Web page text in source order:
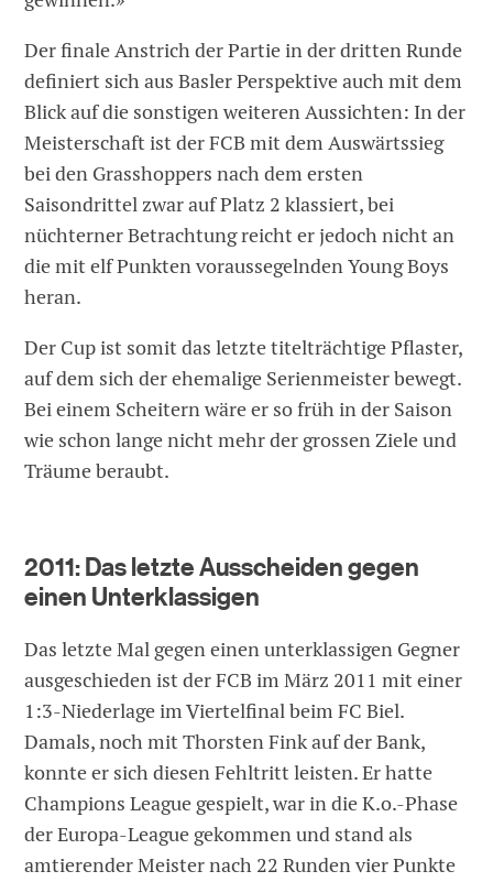
Der finale Anstrich der Partie in der dritten Runde
definiert sich aus Basler Perspektive auch mit dem
Blick auf die sonstigen weiteren Aussichten: In der
Meisterschaft ist der FCB mit dem Auswärtssieg
bei den Grasshoppers nach dem ersten
Saisondrittel zwar auf Platz 2 klassiert, bei
nüchterner Betrachtung reicht er jedoch nicht an
die mit elf Punkten voraussegelnden Young Boys
heran.
Der Cup ist somit das letzte titelträchtige Pflaster,
auf dem sich der ehemalige Serienmeister bewegt.
Bei einem Scheitern wäre er so früh in der Saison
wie schon lange nicht mehr der grossen Ziele und
Träume beraubt.
2011: Das letzte Ausscheiden gegen
einen Unterklassigen
Das letzte Mal gegen einen unterklassigen Gegner
ausgeschieden ist der FCB im März 2011 mit einer
1:3-Niederlage im Viertelfinal beim FC Biel.
Damals, noch mit Thorsten Fink auf der Bank,
konnte er sich diesen Fehltritt leisten. Er hatte
Champions League gespielt, war in die K.o.-Phase
der Europa-League gekommen und stand als
amtierender Meister nach 22 Runden vier Punkte